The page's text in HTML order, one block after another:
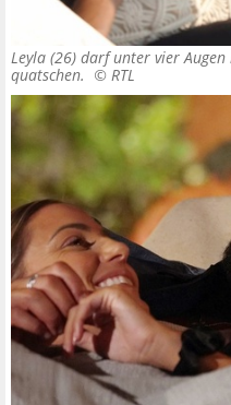
Leyla (26) darf unter vier
quatschen. © RTL